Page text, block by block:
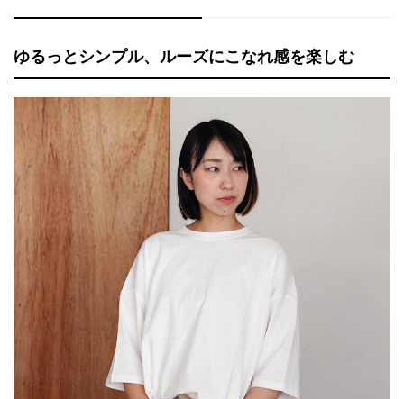
ゆるっとシンプル、ルーズにこなれ感を楽しむ